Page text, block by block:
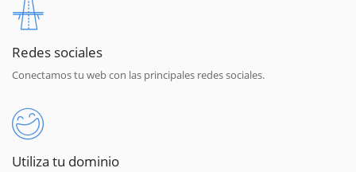
Redes sociales
Conectamos tu web con las principales redes sociales.
Utiliza tu dominio